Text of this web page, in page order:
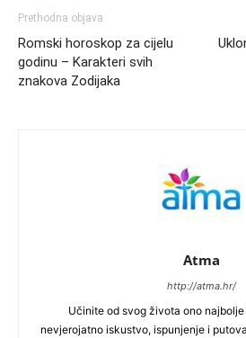
Prethodna objava
Romski horoskop za cijelu
godinu – Karakteri svih
znakova Zodijaka
Atma
http://atma.hr/
Učinite od svog života ono
nevjerojatno iskustvo, ispunjenje i